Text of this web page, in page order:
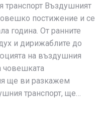
транспорт Въздушният
постижение и се
година. От ранните
и дирижаблите до
на въздушния
човешката
ще ви разкажем
транспорт, ще…